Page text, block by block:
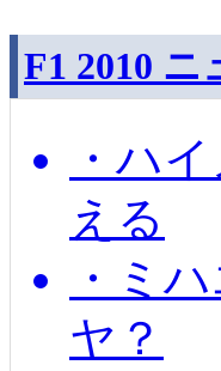
F1 2010 ニ
・ハ
える
・ミ
ヤ？